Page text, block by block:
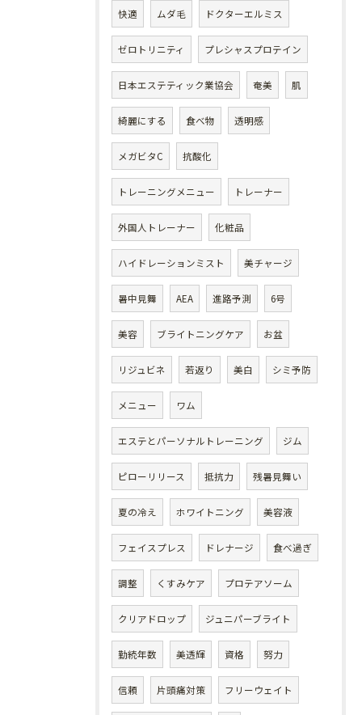
快適 ムダ毛 ドクターエルミス
ゼロトリニティ プレシャスプロテイン
日本エステティック業協会 奄美 肌
綺麗にする 食べ物 透明感
メガビタC 抗酸化
トレーニングメニュー トレーナー
外国人トレーナー 化粧品
ハイドレーションミスト 美チャージ
暑中見舞 AEA 進路予測 6号
美容 ブライトニングケア お盆
リジュビネ 若返り 美白 シミ予防
メニュー ワム
エステとパーソナルトレーニング ジム
ピローリリース 抵抗力 残暑見舞い
夏の冷え ホワイトニング 美容液
フェイスプレス ドレナージ 食べ過ぎ
調整 くすみケア プロテアソーム
クリアドロップ ジュニパーブライト
勤続年数 美透輝 資格 努力
信頼 片頭痛対策 フリーウェイト